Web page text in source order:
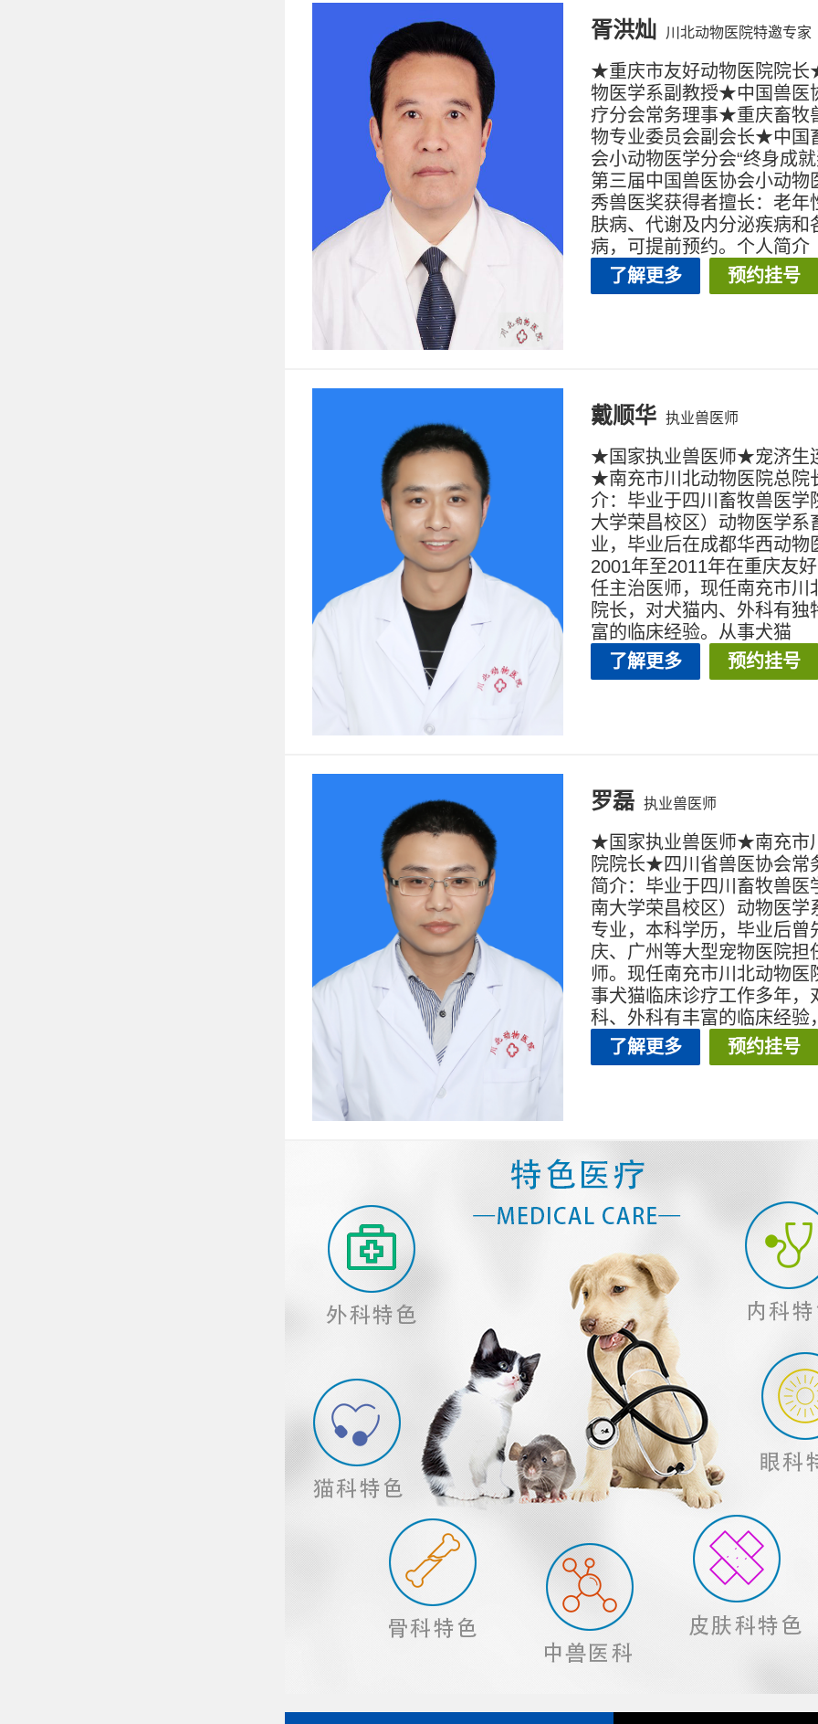
胥洪灿 川北动物医院特邀专家
★重庆市友好动物医院院
物医学系副教授★中国兽医
疗分会常务理事★重庆畜牧
物专业委员会副会长★中国
会小动物医学分会“终身成
第三届中国兽医协会小动物
秀兽医奖获得者擅长：老年
肤病、代谢及内分泌疾病和
病，可提前预约。个人简介
了解更多
预约挂号
戴顺华 执业兽医师
★国家执业兽医师★宠济生
★南充市川北动物医院总院
介：毕业于四川畜牧兽医学
大学荣昌校区）动物医学系
业，毕业后在成都华西动物
2001年至2011年在重庆友
任主治医师，现任南充市川
院长，对犬猫内、外科有独
富的临床经验。从事犬猫
了解更多
预约挂号
罗磊 执业兽医师
★国家执业兽医师★南充市
院院长★四川省兽医协会常
简介：毕业于四川畜牧兽医
南大学荣昌校区）动物医学
专业，本科学历，毕业后曾
庆、广州等大型宠物医院担
师。现任南充市川北动物医
事犬猫临床诊疗工作多年，
科、外科有丰富的临床经验
了解更多
预约挂号